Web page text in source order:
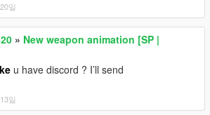
일
» New weapon animation [SP |
u have discord ? I’ll send
일